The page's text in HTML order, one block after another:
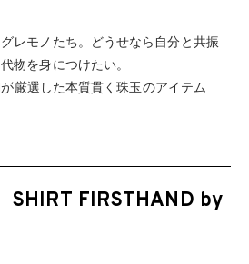
レモノたち。どうせなら自分と共振
物を身につけたい。
厳選した本質貫く珠玉のアイテム
SHIRT FIRSTHAND by